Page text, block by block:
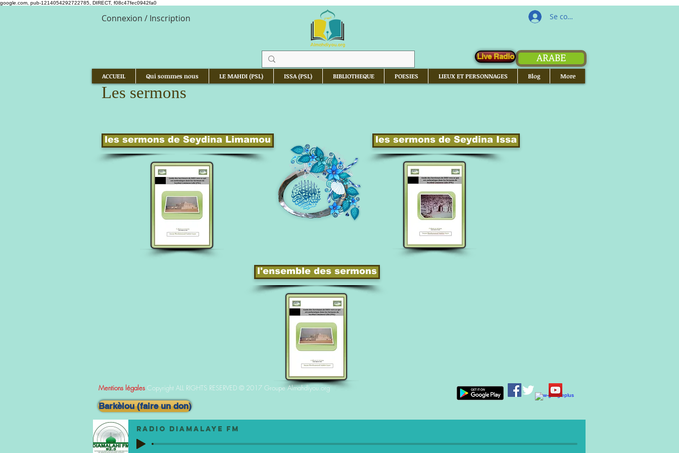
google.com, pub-1214054292722785, DIRECT, f08c47fec0942fa0
Connexion / Inscription Se connecter
ARABE
Live Radio
ACCUEIL Qui sommes nous LE MAHDI (PSL) ISSA (PSL) BIBLIOTHEQUE POESIES LIEUX ET PERSONNAGES Blog More
Les sermons
les sermons de Seydina Limamou les sermons de Seydina Issa
l'ensemble des sermons
Mentions légales Copyright ALL RIGHTS RESERVED © 2017 Groupe Almahdiyou.org
Barkèlou (faire un don)
Radio DIAMALAYE FM